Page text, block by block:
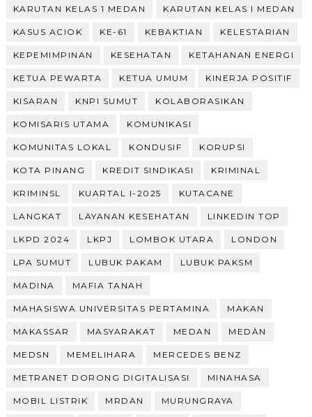
KARUTAN KELAS 1 MEDAN KARUTAN KELAS I MEDAN
KASUS ACIOK KE-61 KEBAKTIAN KELESTARIAN
KEPEMIMPINAN KESEHATAN KETAHANAN ENERGI
KETUA PEWARTA KETUA UMUM KINERJA POSITIF
KISARAN KNPI SUMUT KOLABORASIKAN
KOMISARIS UTAMA KOMUNIKASI
KOMUNITAS LOKAL KONDUSIF KORUPSI
KOTA PINANG KREDIT SINDIKASI KRIMINAL
KRIMINSL KUARTAL I-2025 KUTACANE
LANGKAT LAYANAN KESEHATAN LINKEDIN TOP
LKPD 2024 LKPJ LOMBOK UTARA LONDON
LPA SUMUT LUBUK PAKAM LUBUK PAKSM
MADINA MAFIA TANAH
MAHASISWA UNIVERSITAS PERTAMINA MAKAN
MAKASSAR MASYARAKAT MEDAN MEDÀN
MEDSN MEMELIHARA MERCEDES BENZ
METRANET DORONG DIGITALISASI MINAHASA
MOBIL LISTRIK MRDAN MURUNGRAYA